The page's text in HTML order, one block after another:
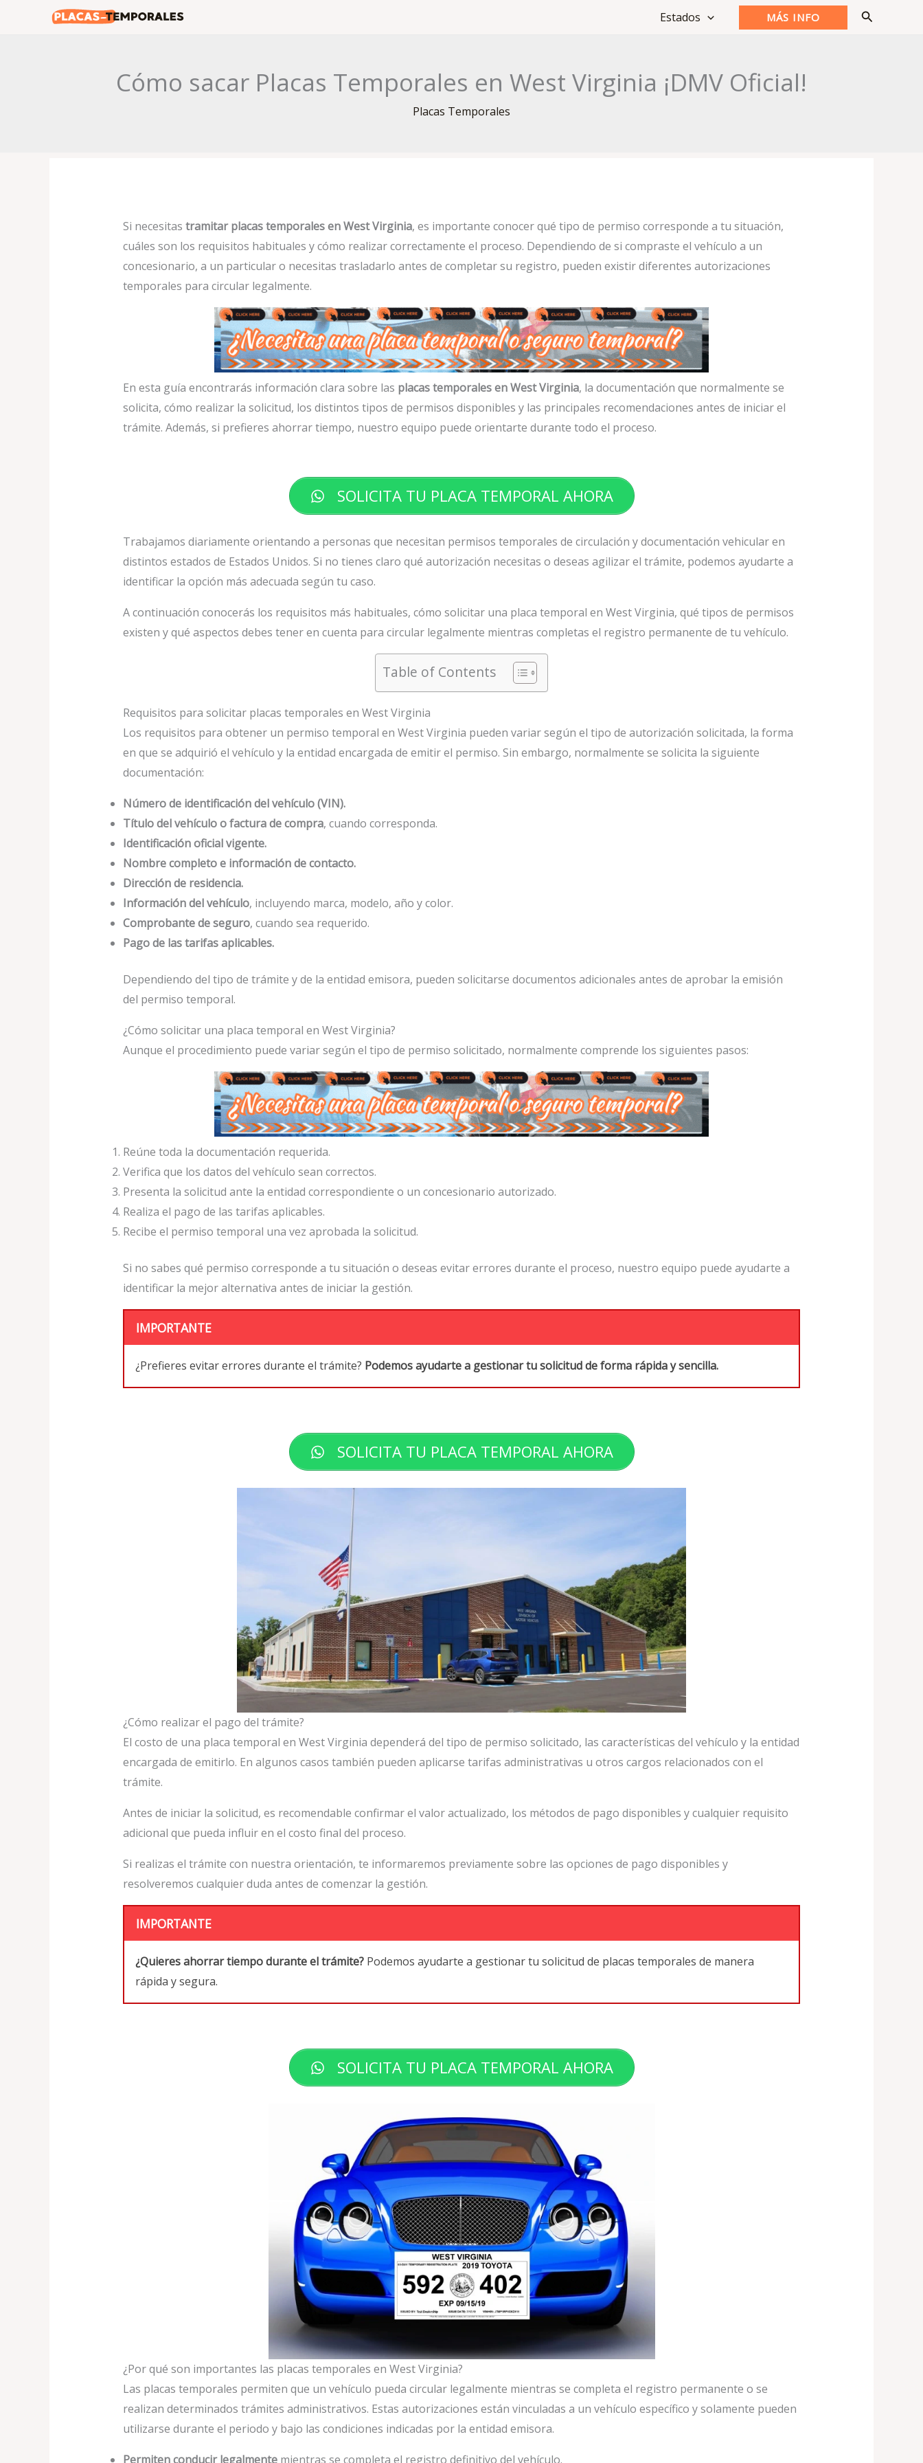
Estados MÁS INFO Buscar
Cómo sacar Placas Temporales en West Virginia ¡DMV Oficial!
Placas Temporales
Si necesitas tramitar placas temporales en West Virginia, es importante conocer qué tipo de permiso corresponde a tu situación,
cuáles son los requisitos habituales y cómo realizar correctamente el proceso. Dependiendo de si compraste el vehículo a un
concesionario, a un particular o necesitas trasladarlo antes de completar su registro, pueden existir diferentes autorizaciones
temporales para circular legalmente.
En esta guía encontrarás información clara sobre las placas temporales en West Virginia, la documentación que normalmente se
solicita, cómo realizar la solicitud, los distintos tipos de permisos disponibles y las principales recomendaciones antes de iniciar el
trámite. Además, si prefieres ahorrar tiempo, nuestro equipo puede orientarte durante todo el proceso.
SOLICITA TU PLACA TEMPORAL AHORA
Trabajamos diariamente orientando a personas que necesitan permisos temporales de circulación y documentación vehicular en
distintos estados de Estados Unidos. Si no tienes claro qué autorización necesitas o deseas agilizar el trámite, podemos ayudarte a
identificar la opción más adecuada según tu caso.
A continuación conocerás los requisitos más habituales, cómo solicitar una placa temporal en West Virginia, qué tipos de permisos
existen y qué aspectos debes tener en cuenta para circular legalmente mientras completas el registro permanente de tu vehículo.
Table of Contents
Requisitos para solicitar placas temporales en West Virginia
Los requisitos para obtener un permiso temporal en West Virginia pueden variar según el tipo de autorización solicitada, la forma
en que se adquirió el vehículo y la entidad encargada de emitir el permiso. Sin embargo, normalmente se solicita la siguiente
documentación:
Número de identificación del vehículo (VIN).
Título del vehículo o factura de compra, cuando corresponda.
Identificación oficial vigente.
Nombre completo e información de contacto.
Dirección de residencia.
Información del vehículo, incluyendo marca, modelo, año y color.
Comprobante de seguro, cuando sea requerido.
Pago de las tarifas aplicables.
Dependiendo del tipo de trámite y de la entidad emisora, pueden solicitarse documentos adicionales antes de aprobar la emisión
del permiso temporal.
¿Cómo solicitar una placa temporal en West Virginia?
Aunque el procedimiento puede variar según el tipo de permiso solicitado, normalmente comprende los siguientes pasos:
Reúne toda la documentación requerida.
Verifica que los datos del vehículo sean correctos.
Presenta la solicitud ante la entidad correspondiente o un concesionario autorizado.
Realiza el pago de las tarifas aplicables.
Recibe el permiso temporal una vez aprobada la solicitud.
Si no sabes qué permiso corresponde a tu situación o deseas evitar errores durante el proceso, nuestro equipo puede ayudarte a
identificar la mejor alternativa antes de iniciar la gestión.
IMPORTANTE
¿Prefieres evitar errores durante el trámite? Podemos ayudarte a gestionar tu solicitud de forma rápida y sencilla.
SOLICITA TU PLACA TEMPORAL AHORA
¿Cómo realizar el pago del trámite?
El costo de una placa temporal en West Virginia dependerá del tipo de permiso solicitado, las características del vehículo y la entidad
encargada de emitirlo. En algunos casos también pueden aplicarse tarifas administrativas u otros cargos relacionados con el
trámite.
Antes de iniciar la solicitud, es recomendable confirmar el valor actualizado, los métodos de pago disponibles y cualquier requisito
adicional que pueda influir en el costo final del proceso.
Si realizas el trámite con nuestra orientación, te informaremos previamente sobre las opciones de pago disponibles y
resolveremos cualquier duda antes de comenzar la gestión.
IMPORTANTE
¿Quieres ahorrar tiempo durante el trámite?Podemos ayudarte a gestionar tu solicitud de placas temporales de manera
rápida y segura.
SOLICITA TU PLACA TEMPORAL AHORA
¿Por qué son importantes las placas temporales en West Virginia?
Las placas temporales permiten que un vehículo pueda circular legalmente mientras se completa el registro permanente o se
realizan determinados trámites administrativos. Estas autorizaciones están vinculadas a un vehículo específico y solamente pueden
utilizarse durante el periodo y bajo las condiciones indicadas por la entidad emisora.
Permiten conducir legalmentemientras se completa el registro definitivo del vehículo.